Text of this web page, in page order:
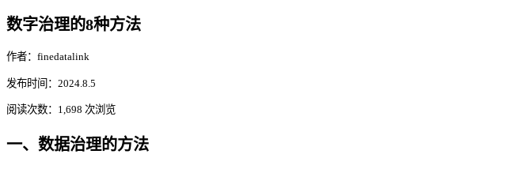
数字治理的8种方法
作者：finedatalink
发布时间：2024.8.5
阅读次数：1,698 次浏览
一、数据治理的方法